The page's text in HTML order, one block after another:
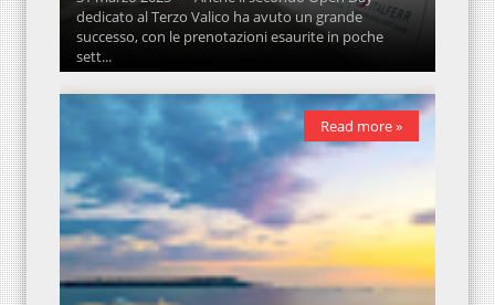
dedicato al Terzo Valico ha avuto un grande
successo, con le prenotazioni esaurite in poche
sett...
Read more »